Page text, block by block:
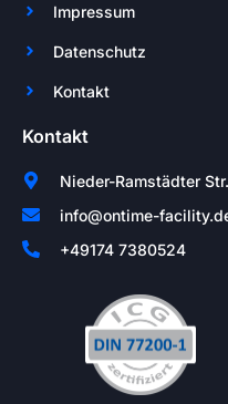
Impressum
Datenschutz
Kontakt
Kontakt
Nieder-Ramstädter
info@ontime-
+49174 7380524